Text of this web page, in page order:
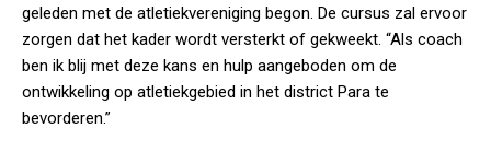
geleden met de atletiekvereniging begon. De cursus zal ervoor
zorgen dat het kader wordt versterkt of gekweekt. “Als coach
ben ik blij met deze kans en hulp aangeboden om de
ontwikkeling op atletiekgebied in het district Para te
bevorderen.”